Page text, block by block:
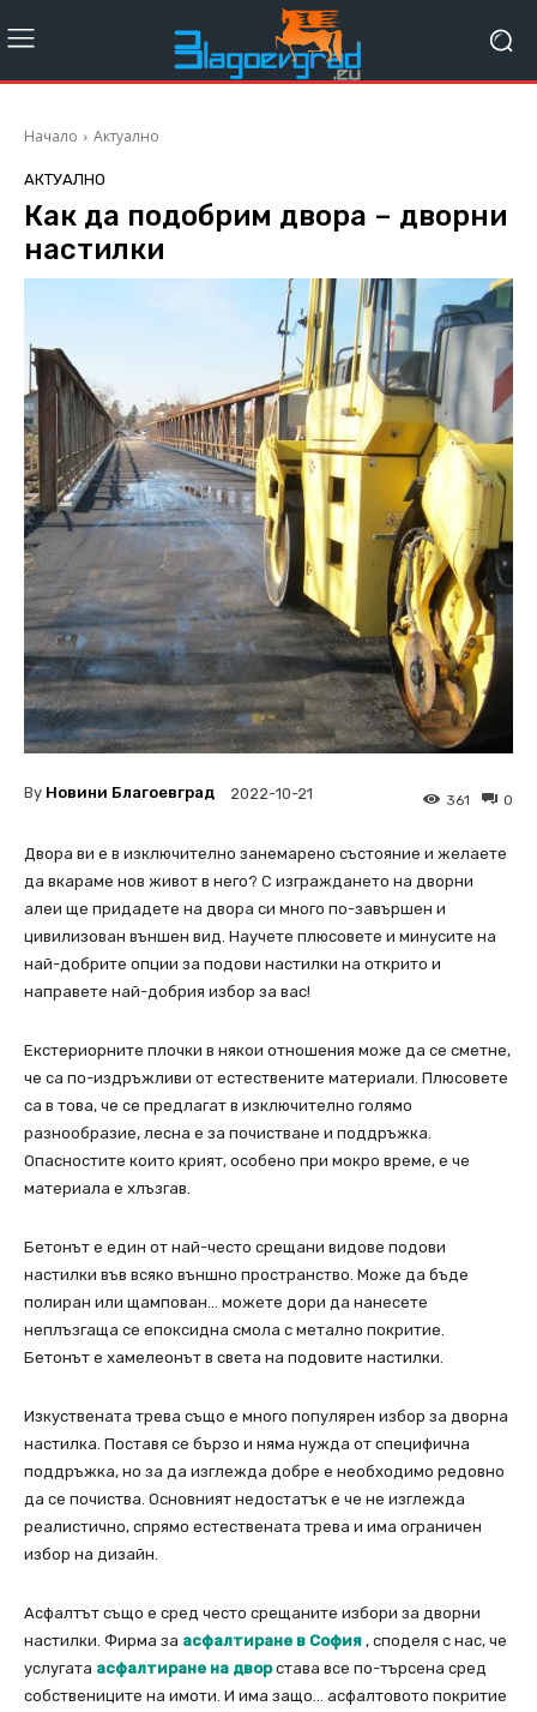
Начало Актуално
АКТУАЛНО
Как да подобрим двора – дворни
настилки
By Новини Благоевград 2022-10-21 0
361
Двора ви е в изключително занемарено състояние и желаете
да вкараме нов живот в него? С изграждането на дворни
алеи ще придадете на двора си много по-завършен и
цивилизован външен вид. Научете плюсовете и минусите на
най-добрите опции за подови настилки на открито и
направете най-добрия избор за вас!
Екстериорните плочки в някои отношения може да се сметне,
че са по-издръжливи от естествените материали. Плюсовете
са в това, че се предлагат в изключително голямо
разнообразие, лесна е за почистване и поддръжка.
Опасностите които крият, особено при мокро време, е че
материала е хлъзгав.
Бетонът е един от най-често срещани видове подови
настилки във всяко външно пространство. Може да бъде
полиран или щампован… можете дори да нанесете
неплъзгаща се епоксидна смола с метално покритие.
Бетонът е хамелеонът в света на подовите настилки.
Изкуствената трева също е много популярен избор за дворна
настилка. Поставя се бързо и няма нужда от специфична
поддръжка, но за да изглежда добре е необходимо редовно
да се почиства. Основният недостатък е че не изглежда
реалистично, спрямо естествената трева и има ограничен
избор на дизайн.
Асфалтът също е сред често срещаните избори за дворни
настилки. Фирма за асфалтиране в София , споделя с нас, че
услугата асфалтиране на дворстава все по-търсена сред
собствениците на имоти. И има защо… асфалтовото покритие